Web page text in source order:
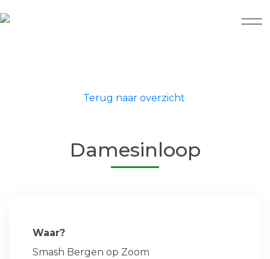
Terug naar overzicht
Damesinloop
Waar?
Smash Bergen op Zoom